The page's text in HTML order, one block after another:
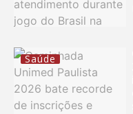
Saúde